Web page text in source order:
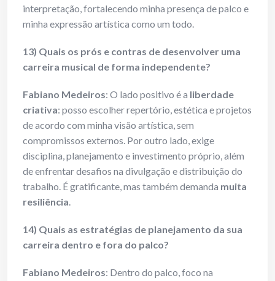
interpretação, fortalecendo minha presença de palco e
minha expressão artística como um todo.
13) Quais os prós e contras de desenvolver uma
carreira musical de forma independente?
Fabiano Medeiros: O lado positivo é a liberdade
criativa: posso escolher repertório, estética e projetos
de acordo com minha visão artística, sem
compromissos externos. Por outro lado, exige
disciplina, planejamento e investimento próprio, além
de enfrentar desafios na divulgação e distribuição do
trabalho. É gratificante, mas também demanda muita
resiliência.
14) Quais as estratégias de planejamento da sua
carreira dentro e fora do palco?
Fabiano Medeiros: Dentro do palco, foco na